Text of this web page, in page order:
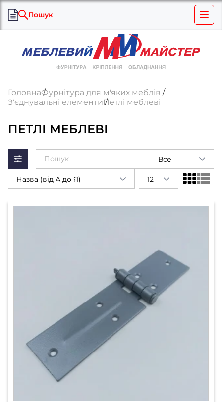
Пошук
ГоловнаФурнітура для м'яких меблів
З'єднувальні елементиПетлі меблеві
ПЕТЛІ МЕБЛЕВІ
Все
Назва (від А до Я) 12